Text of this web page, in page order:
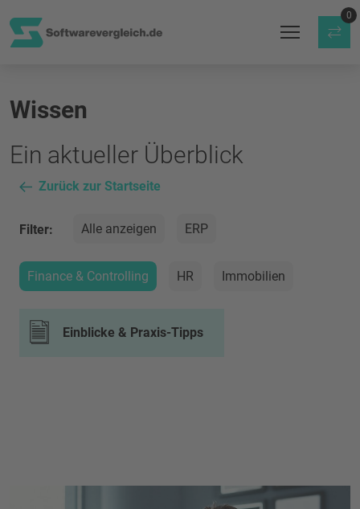
0
Wissen
Ein aktueller Überblick
Zurück zur Startseite
Filter: Alle anzeigen ERP
Finance & Controlling HR Immobilien
Einblicke & Praxis-Tipps